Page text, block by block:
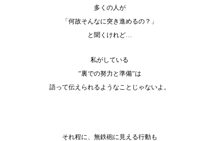
多くの人が
「何故そんなに突き進めるの？」
と聞くけれど…
私がしている
”裏での努力と準備”は
語って伝えられるようなことじゃないよ。
それ程に、無鉄砲に見える行動も